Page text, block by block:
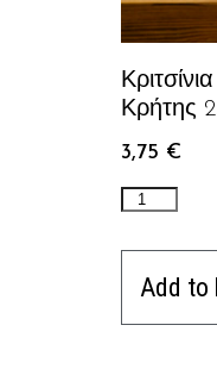
Κρήτης
3,75 €
Add to